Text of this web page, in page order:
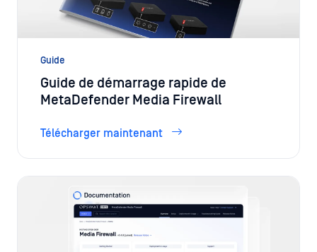
Guide
Guide de démarrage rapide de
MetaDefender Media Firewall
Télécharger maintenant